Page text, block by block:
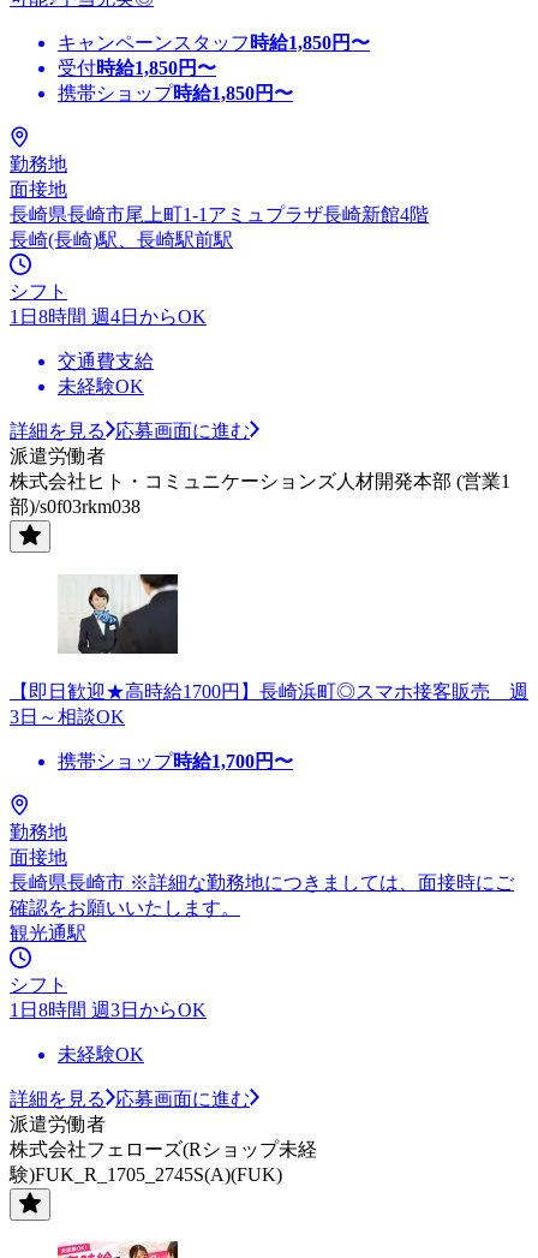
キャンペーンスタッフ 時給1,850円〜
受付時給1,850円〜
携帯ショップ時給1,850円〜
勤務地
面接地
長崎県長崎市尾上町1-1アミュプラザ長崎新館4階
長崎(長崎)駅、長崎駅前駅
シフト
1日8時間 週4日からOK
交通費支給
未経験OK
詳細を見る
応募画面に進む
派遣労働者
株式会社ヒト・コミュニケーションズ人材開発本部 (営業1
部)/s0f03rkm038
【即日歓迎★高時給1700円】長崎浜町◎スマホ接客販売 週
3日～相談OK
携帯ショップ時給1,700円〜
勤務地
面接地
長崎県長崎市 ※詳細な勤務地につきましては、面接時にご
確認をお願いいたします。
観光通駅
シフト
1日8時間 週3日からOK
未経験OK
詳細を見る
応募画面に進む
派遣労働者
株式会社フェローズ(Rショップ未経
験)FUK_R_1705_2745S(A)(FUK)